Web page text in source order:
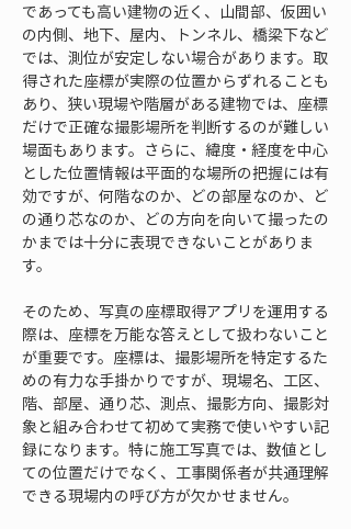
であっても高い建物の近く、山間部、仮囲い
の内側、地下、屋内、トンネル、橋梁下など
では、測位が安定しない場合があります。取
得された座標が実際の位置からずれることも
あり、狭い現場や階層がある建物では、座標
だけで正確な撮影場所を判断するのが難しい
場面もあります。さらに、緯度・経度を中心
とした位置情報は平面的な場所の把握には有
効ですが、何階なのか、どの部屋なのか、ど
の通り芯なのか、どの方向を向いて撮ったの
かまでは十分に表現できないことがありま
す。
そのため、写真の座標取得アプリを運用する
際は、座標を万能な答えとして扱わないこと
が重要です。座標は、撮影場所を特定するた
めの有力な手掛かりですが、現場名、工区、
階、部屋、通り芯、測点、撮影方向、撮影対
象と組み合わせて初めて実務で使いやすい記
録になります。特に施工写真では、数値とし
ての位置だけでなく、工事関係者が共通理解
できる現場内の呼び方が欠かせません。